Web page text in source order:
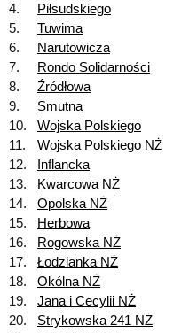
4. Piłsudskiego
5. Tuwima
6. Narutowicza
7. Rondo Solidarności
8. Źródłowa
9. Smutna
10. Wojska Polskiego
11. Wojska Polskiego NŻ
12. Inflancka
13. Kwarcowa NŻ
14. Opolska NŻ
15. Herbowa
16. Rogowska NŻ
17. Łodzianka NŻ
18. Okólna NŻ
19. Jana i Cecylii NŻ
20. Strykowska 241 NŻ